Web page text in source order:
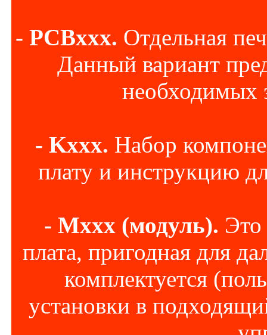
- PCBxxx. Отдельная
Данный вариант
необходимых
- Kxxx. Набор
плату и инструкцию
- Mxxx (модуль). Это
плата, пригодная для
комплектуется
установки в